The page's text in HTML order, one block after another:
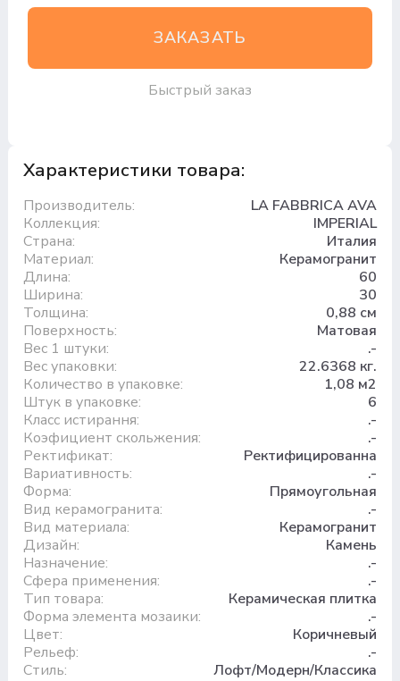
ЗАКАЗАТЬ
Быстрый заказ
Характеристики товара:
Производитель:
LA FABBRICA AVA
Коллекция:
IMPERIAL
Страна:
Италия
Материал:
Керамогранит
Длина:
60
Ширина:
30
Толщина:
0,88 см
Поверхность:
Матовая
Вес 1 штуки:
.-
Вес упаковки:
22.6368 кг.
Количество в упаковке:
1,08 м2
Штук в упаковке:
6
Класс истирання:
.-
Коэфициент скольжения:
.-
Ректификат:
Ректифицированна
Вариативность:
.-
Форма:
Прямоугольная
Вид керамогранита:
.-
Вид материала:
Керамогранит
Дизайн:
Камень
Назначение:
.-
Сфера применения:
.-
Тип товара:
Керамическая плитка
Форма элемента мозаики:
.-
Цвет:
Коричневый
Рельеф:
.-
Стиль:
Лофт/Модерн/Классика